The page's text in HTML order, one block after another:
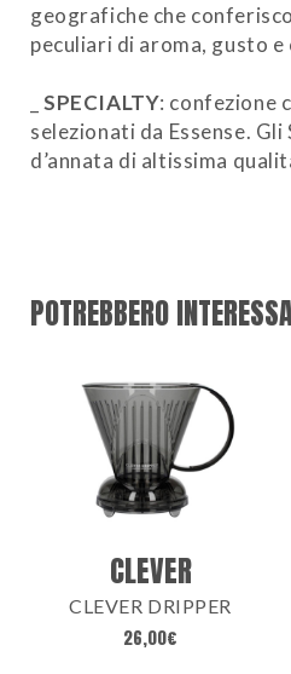
geografiche che
peculiari di aroma, gusto e
_SPECIALTY: confezione
selezionati da Essense.
d’annata di altissima
POTREBBERO
CLEVER
CLEVER DRIPPER
26,00€